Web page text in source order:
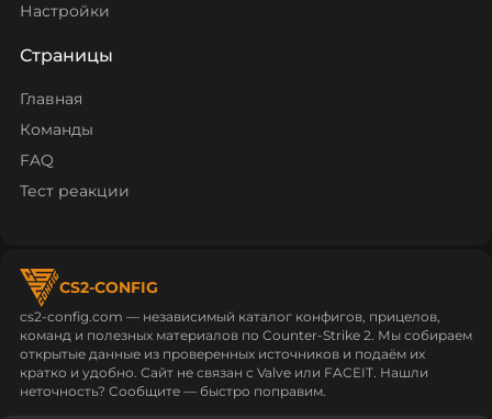
Настройки
Страницы
Главная
Команды
FAQ
Тест реакции
CS2-CONFIG
cs2-config.com — независимый каталог конфигов, прицелов,
команд и полезных материалов по Counter‑Strike 2. Мы собираем
открытые данные из проверенных источников и подаём их
кратко и удобно. Сайт не связан с Valve или FACEIT. Нашли
неточность? Сообщите — быстро поправим.